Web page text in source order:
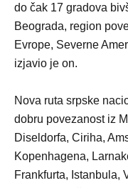
do čak 17 gradova
Beograda, region
Evrope, Severne
izjavio je on.
Nova ruta srpske
dobru povezanost iz
Diseldorfa, Ciriha,
Kopenhagena,
Frankfurta, Istanbula,